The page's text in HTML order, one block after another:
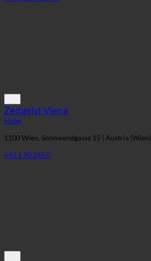
Zeitgeist Viena
Hotel
1100 Wien, Sonnwendgasse 15 | Austria (Wien)
+43 1 90 265 0